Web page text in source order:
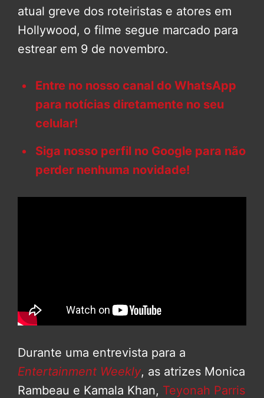
atual greve dos roteiristas e atores em
Hollywood, o filme segue marcado para
estrear em 9 de novembro.
Entre no nosso canal do WhatsApp
para notícias diretamente no seu
celular!
Siga nosso perfil no Google para não
perder nenhuma novidade!
Durante uma entrevista para a
Entertainment Weekly, as atrizes Monica
Rambeau e Kamala Khan, Teyonah Parris